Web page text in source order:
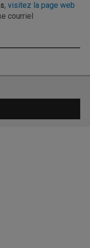
, visitez la page web
courriel